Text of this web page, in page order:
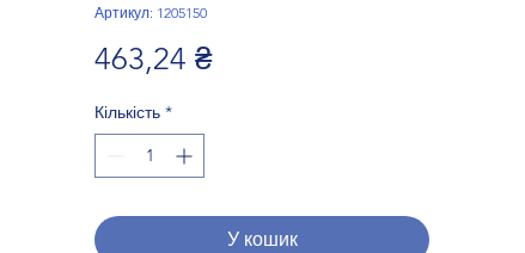
Артикул: 1205150
463,24 ₴Ціна
Кількість *
У кошик